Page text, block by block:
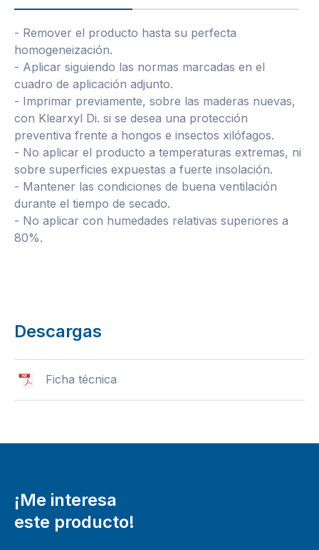
- Remover el producto hasta su perfecta
homogeneización.
- Aplicar siguiendo las normas marcadas en el
cuadro de aplicación adjunto.
- Imprimar previamente, sobre las maderas nuevas,
con Klearxyl Di. si se desea una protección
preventiva frente a hongos e insectos xilófagos.
- No aplicar el producto a temperaturas extremas, ni
sobre superficies expuestas a fuerte insolación.
- Mantener las condiciones de buena ventilación
durante el tiempo de secado.
- No aplicar con humedades relativas superiores a
80%.
Descargas
Ficha técnica
¡Me interesa
este producto!